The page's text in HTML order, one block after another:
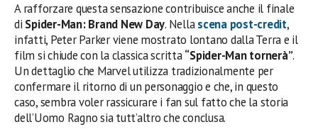
A rafforzare questa sensazione contribuisce anche il finale
di Spider-Man: Brand New Day. Nellascena post-credit,
infatti, Peter Parker viene mostrato lontano dalla Terra e il
film si chiude con la classica scritta“Spider-Man tornerà”.
Un dettaglio che Marvel utilizza tradizionalmente per
confermare il ritorno di un personaggio e che, in questo
caso, sembra voler rassicurare i fan sul fatto che la storia
dell’Uomo Ragno sia tutt’altro che conclusa.